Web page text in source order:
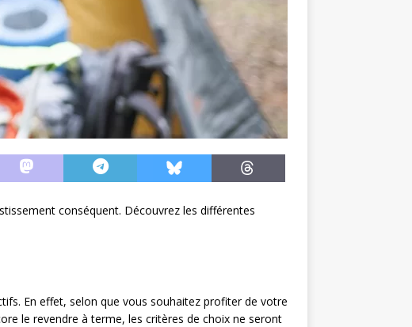
conséquent. Découvrez les différentes
En effet, selon que vous souhaitez profiter de votre
le revendre à terme, les critères de choix ne seront